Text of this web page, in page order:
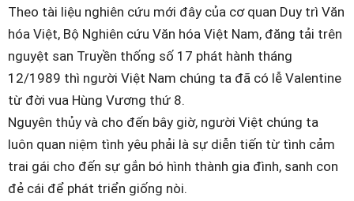
Theo tài liệu nghiên cứu mới đây của cơ quan Duy trì Văn
hóa Việt, Bộ Nghiên cứu Văn hóa Việt Nam, đăng tải trên
nguyệt san Truyền thống số 17 phát hành tháng
12/1989 thì người Việt Nam chúng ta đã có lễ Valentine
từ đời vua Hùng Vương thứ 8.
Nguyên thủy và cho đến bây giờ, người Việt chúng ta
luôn quan niệm tình yêu phải là sự diễn tiến từ tình cảm
trai gái cho đến sự gắn bó hình thành gia đình, sanh con
đẻ cái để phát triển giống nòi.